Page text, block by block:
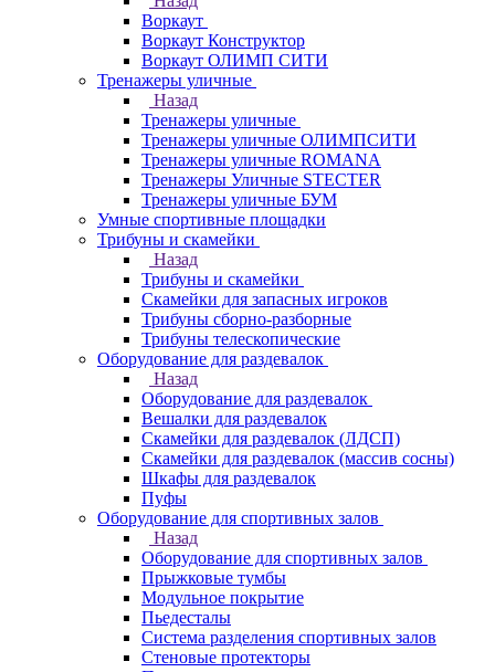
Воркаут
Воркаут Конструктор
Воркаут ОЛИМП СИТИ
Тренажеры уличные
Назад
Тренажеры уличные
Тренажеры уличные ОЛИМПСИТИ
Тренажеры уличные ROMANA
Тренажеры Уличные STECTER
Тренажеры уличные БУМ
Умные спортивные площадки
Трибуны и скамейки
Назад
Трибуны и скамейки
Скамейки для запасных игроков
Трибуны сборно-разборные
Трибуны телескопические
Оборудование для раздевалок
Назад
Оборудование для раздевалок
Вешалки для раздевалок
Скамейки для раздевалок (ЛДСП)
Скамейки для раздевалок (массив сосны)
Шкафы для раздевалок
Пуфы
Оборудование для спортивных залов
Назад
Оборудование для спортивных залов
Прыжковые тумбы
Модульное покрытие
Пьедесталы
Система разделения спортивных залов
Стеновые протекторы